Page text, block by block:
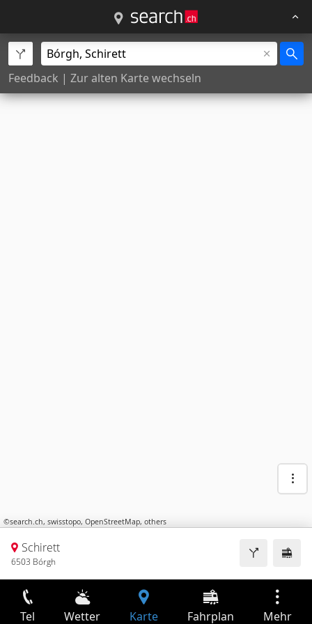
Feedback | Zur alten Karte wechseln
©search.ch, swisstopo, OpenStreetMap, others
Schirett
6503 Bórgh
Tel Wetter Karte Fahrplan Mehr